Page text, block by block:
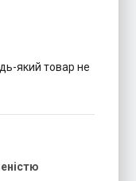
який товар не